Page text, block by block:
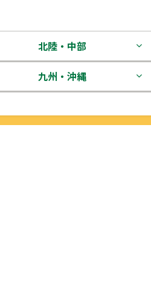
北陸・中部
新潟県
九州・沖縄